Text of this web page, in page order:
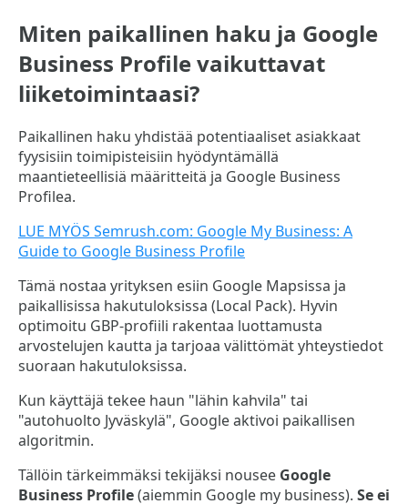
Miten paikallinen haku ja Google
Business Profile vaikuttavat
liiketoimintaasi?
Paikallinen haku yhdistää potentiaaliset asiakkaat
fyysisiin toimipisteisiin hyödyntämällä
maantieteellisiä määritteitä ja Google Business
Profilea.
LUE MYÖS Semrush.com: Google My Business: A
Guide to Google Business Profile
Tämä nostaa yrityksen esiin Google Mapsissa ja
paikallisissa hakutuloksissa (Local Pack). Hyvin
optimoitu GBP-profiili rakentaa luottamusta
arvostelujen kautta ja tarjoaa välittömät yhteystiedot
suoraan hakutuloksissa.
Kun käyttäjä tekee haun "lähin kahvila" tai
"autohuolto Jyväskylä", Google aktivoi paikallisen
algoritmin.
Tällöin tärkeimmäksi tekijäksi nousee Google
Business Profile(aiemmin Google my business). Se ei